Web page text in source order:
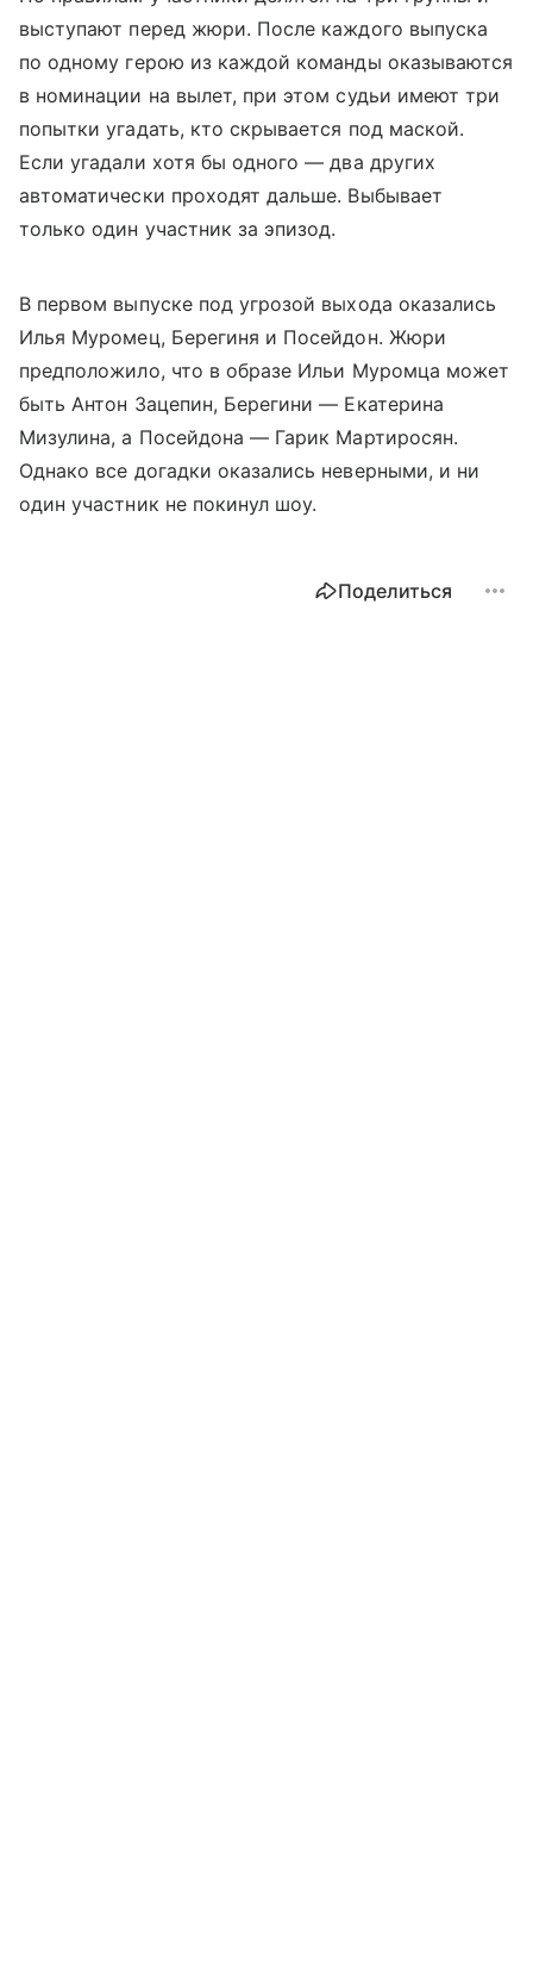
выступают перед жюри. После каждого выпуска
по одному герою из каждой команды оказываются
в номинации на вылет, при этом судьи имеют три
попытки угадать, кто скрывается под маской.
Если угадали хотя бы одного — два других
автоматически проходят дальше. Выбывает
только один участник за эпизод.
В первом выпуске под угрозой выхода оказались
Илья Муромец, Берегиня и Посейдон. Жюри
предположило, что в образе Ильи Муромца может
быть Антон Зацепин, Берегини — Екатерина
Мизулина, а Посейдона — Гарик Мартиросян.
Однако все догадки оказались неверными, и ни
один участник не покинул шоу.
Поделиться